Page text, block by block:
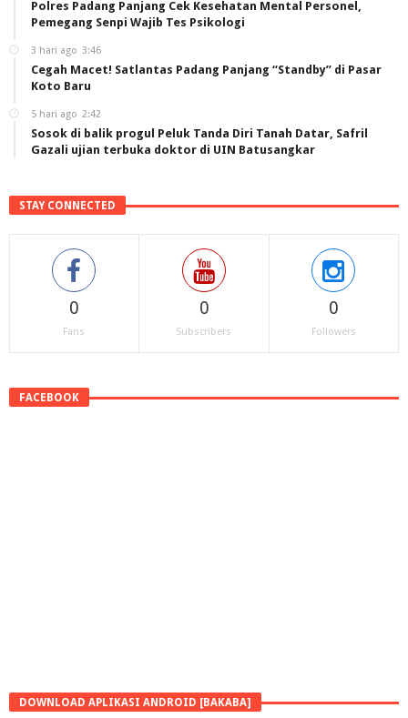
Polres Padang Panjang Cek Kesehatan Mental Personel,
Pemegang Senpi Wajib Tes Psikologi
3 hari ago 3:46
Cegah Macet! Satlantas Padang Panjang “Standby” di Pasar
Koto Baru
5 hari ago 2:42
Sosok di balik progul Peluk Tanda Diri Tanah Datar, Safril
Gazali ujian terbuka doktor di UIN Batusangkar
STAY CONNECTED
0
Fans
0
Subscribers
0
Followers
FACEBOOK
DOWNLOAD APLIKASI ANDROID [BAKABA]